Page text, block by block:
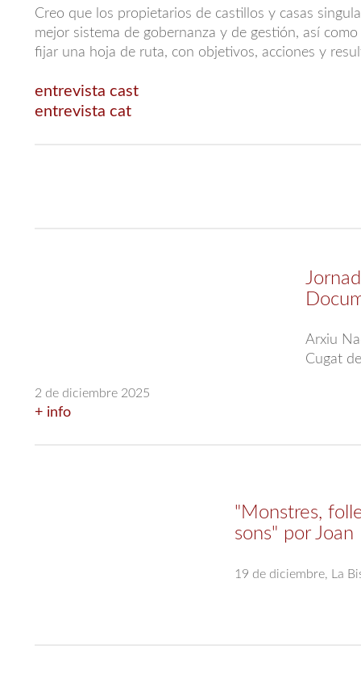
Creo que los propietarios de castillos y casas
mejor sistema de gobernanza y de gestión, así
fijar una hoja de ruta, con objetivos, acciones y
entrevista cast
entrevista cat
Arxiu
Cugat
2 de diciembre 2025
+ info
"Monstres,
sons" por
19 de diciembre, La